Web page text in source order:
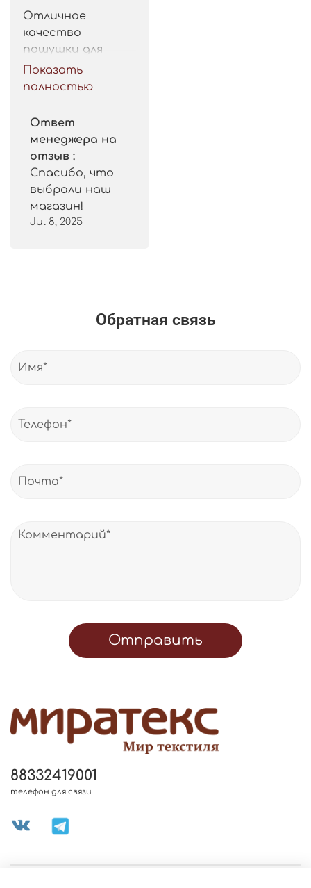
Отличное
качество
пошушки для
такой цены.
Рекомендую.
Показать
полностью
Ответ
менеджера на
отзыв :
Спасибо, что
выбрали наш
магазин!
Jul 8, 2025
Обратная связь
Отправить
88332419001
телефон для связи